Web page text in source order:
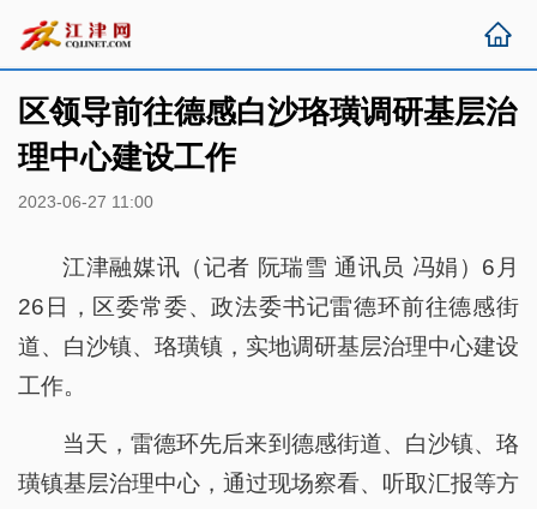
区领导前往德感白沙珞璜调研基层治
理中心建设工作
2023-06-27 11:00
江津融媒讯（记者 阮瑞雪 通讯员 冯娟）6月
26日，区委常委、政法委书记雷德环前往德感街
道、白沙镇、珞璜镇，实地调研基层治理中心建设
工作。
当天，雷德环先后来到德感街道、白沙镇、珞
璜镇基层治理中心，通过现场察看、听取汇报等方